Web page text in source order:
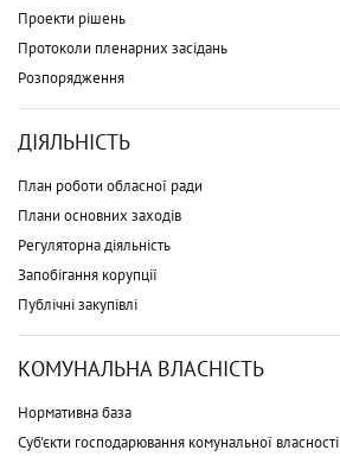
Проекти рішень
Протоколи пленарних засідань
Розпорядження
ДІЯЛЬНІСТЬ
План роботи обласної ради
Плани основних заходів
Регуляторна діяльність
Запобігання корупції
Публічні закупівлі
КОМУНАЛЬНА ВЛАСНІСТЬ
Нормативна база
Суб'єкти господарювання комунальної власності